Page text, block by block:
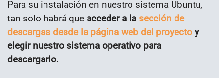
Para su instalación en nuestro sistema Ubuntu,
tan solo habrá que acceder a la sección de
descargas desde la página web del proyecto y
elegir nuestro sistema operativo para
descargarlo.